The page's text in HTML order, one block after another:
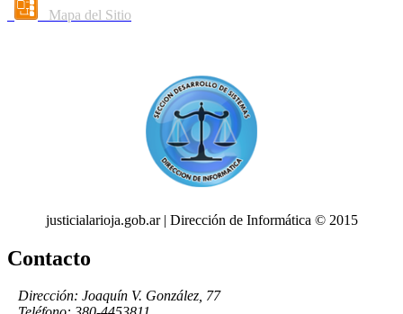
Mapa del Sitio
justicialarioja.gob.ar | Dirección de Informática © 2015
Contacto
Dirección: Joaquín V. González, 77